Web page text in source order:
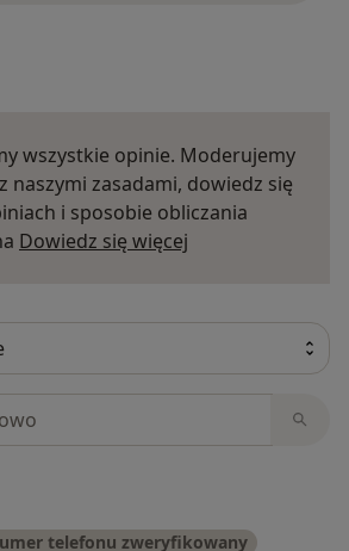
wszystkie opinie. Moderujemy
naszymi zasadami, dowiedz się
i sposobie obliczania
Dowiedz się więcej
telefonu zweryfikowany